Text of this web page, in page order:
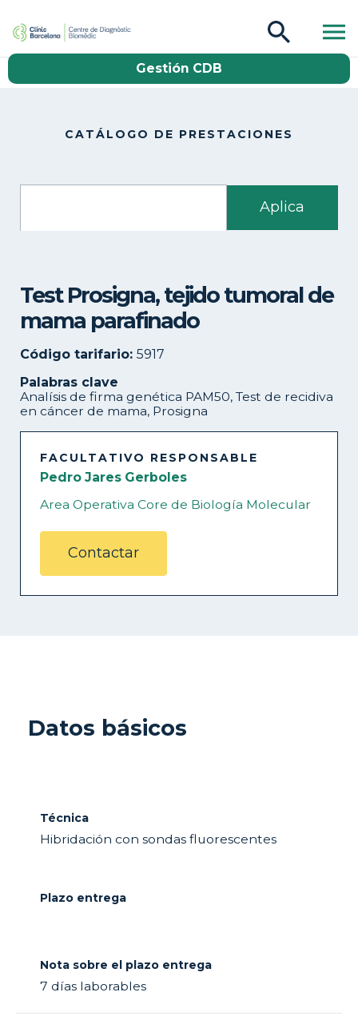
Gestión CDB
CATÁLOGO DE PRESTACIONES
Test Prosigna, tejido tumoral de
mama parafinado
Código tarifario: 5917
Palabras clave
Analísis de firma genética PAM50, Test de recidiva
en cáncer de mama, Prosigna
FACULTATIVO RESPONSABLE
Pedro Jares Gerboles
Area Operativa Core de Biología Molecular
Contactar
Datos básicos
Técnica
Hibridación con sondas fluorescentes
Plazo entrega
Nota sobre el plazo entrega
7 días laborables